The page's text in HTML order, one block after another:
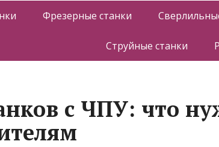
Фрезерные станки
Струйные станки
с ЧПУ: что